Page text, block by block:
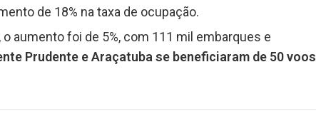
de 18% na taxa de ocupação.
aumento foi de 5%, com 111 mil embarques e
Prudente e Araçatuba se beneficiaram de 50 voos